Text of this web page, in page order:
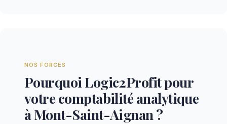
NOS FORCES
Pourquoi Logic2Profit pour
votre comptabilité analytique
à Mont-Saint-Aignan ?